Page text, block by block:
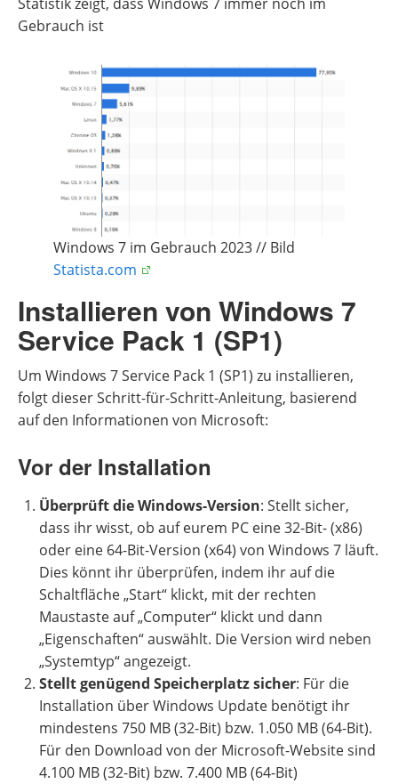
Gebrauch ist
Windows 7 im Gebrauch 2023 // Bild
Statista.com
Installieren von Windows 7
Service Pack 1 (SP1)
Um Windows 7 Service Pack 1 (SP1) zu installieren,
folgt dieser Schritt-für-Schritt-Anleitung, basierend
auf den Informationen von Microsoft:
Vor der Installation
Überprüft die Windows-Version: Stellt sicher,
dass ihr wisst, ob auf eurem PC eine 32-Bit- (x86)
oder eine 64-Bit-Version (x64) von Windows 7 läuft.
Dies könnt ihr überprüfen, indem ihr auf die
Schaltfläche „Start“ klickt, mit der rechten
Maustaste auf „Computer“ klickt und dann
„Eigenschaften“ auswählt. Die Version wird neben
„Systemtyp“ angezeigt.
Stellt genügend Speicherplatz sicher: Für die
Installation über Windows Update benötigt ihr
mindestens 750 MB (32-Bit) bzw. 1.050 MB (64-Bit).
Für den Download von der Microsoft-Website sind
4.100 MB (32-Bit) bzw. 7.400 MB (64-Bit)